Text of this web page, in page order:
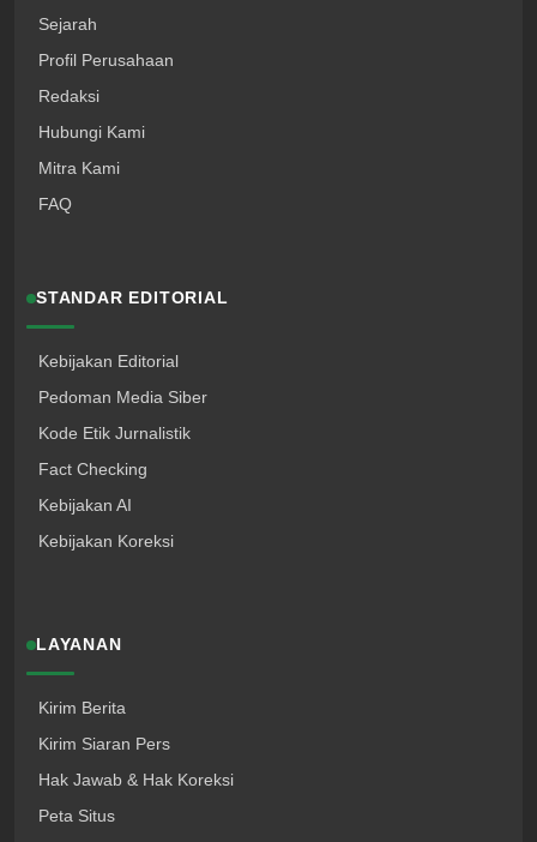
Sejarah
Profil Perusahaan
Redaksi
Hubungi Kami
Mitra Kami
FAQ
STANDAR EDITORIAL
Kebijakan Editorial
Pedoman Media Siber
Kode Etik Jurnalistik
Fact Checking
Kebijakan AI
Kebijakan Koreksi
LAYANAN
Kirim Berita
Kirim Siaran Pers
Hak Jawab & Hak Koreksi
Peta Situs